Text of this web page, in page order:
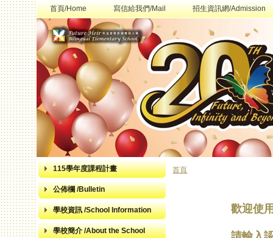
首頁/Home 寫信給我們/Mail 招生資訊網/Admission
115學年度課程計畫
公佈欄 /Bulletin
學校資訊 /School Information
學校簡介 /About the School
首頁
歡迎使